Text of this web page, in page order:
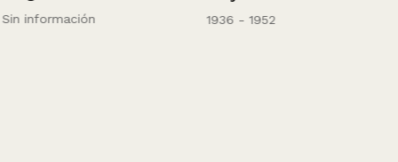
Sin información 1936 - 1952